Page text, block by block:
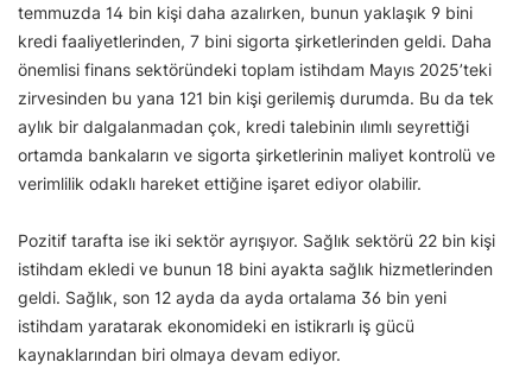
temmuzda 14 bin kişi daha azalırken, bunun yaklaşık 9 bini
kredi faaliyetlerinden, 7 bini sigorta şirketlerinden geldi. Daha
önemlisi finans sektöründeki toplam istihdam Mayıs 2025’teki
zirvesinden bu yana 121 bin kişi gerilemiş durumda. Bu da tek
aylık bir dalgalanmadan çok, kredi talebinin ılımlı seyrettiği
ortamda bankaların ve sigorta şirketlerinin maliyet kontrolü ve
verimlilik odaklı hareket ettiğine işaret ediyor olabilir.
Pozitif tarafta ise iki sektör ayrışıyor. Sağlık sektörü 22 bin kişi
istihdam ekledi ve bunun 18 bini ayakta sağlık hizmetlerinden
geldi. Sağlık, son 12 ayda da ayda ortalama 36 bin yeni
istihdam yaratarak ekonomideki en istikrarlı iş gücü
kaynaklarından biri olmaya devam ediyor.